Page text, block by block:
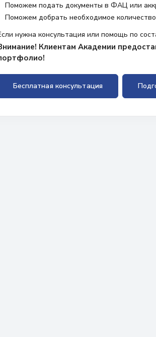
Поможем подать документы в ФАЦ или
Поможем добрать необходимое
нужна консультация или помощь по
Клиентам Академии
Бесплатная консультация